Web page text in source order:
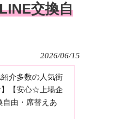
交換自
2026/06/15
介多数の人気街
】【安心☆上場企
自由・席替えあ